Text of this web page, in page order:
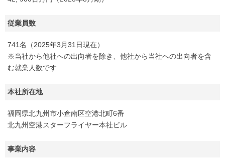
従業員数
741名（2025年3月31日現在）
※当社から他社への出向者を除き、他社から当社への出向者を含
む就業人数です
本社所在地
福岡県北九州市小倉南区空港北町6番
北九州空港スターフライヤー本社ビル
事業内容